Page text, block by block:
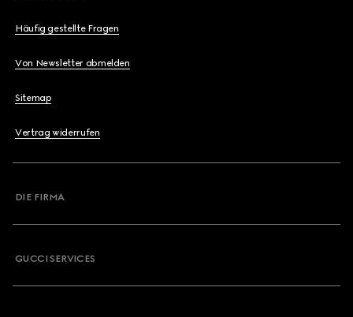
Häufig gestellte Fragen
Von Newsletter abmelden
Sitemap
Vertrag widerrufen
DIE FIRMA
GUCCI SERVICES